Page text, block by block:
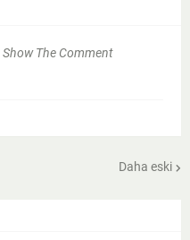
The Comment
Daha eski